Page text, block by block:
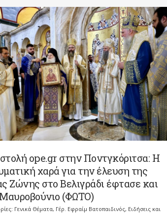
ope.gr στην Ποντγκόριτσα: Η
χαρά για την έλευση της
Ζώνης στο Βελιγράδι έφτασε και
(ΦΩΤΟ)
Γενικά Θέματα, Γέρ. Εφραίμ Βατοπαιδινός, Ειδήσεις και